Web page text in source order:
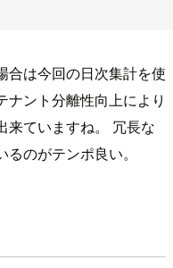
合は今回の日次集計を使
ナント分離性向上により
来ていますね。 冗長な
のがテンポ良い。